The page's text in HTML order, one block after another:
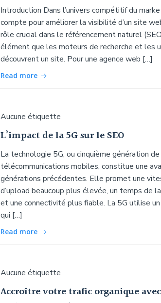
Introduction Dans l’univers compétitif du
compte pour améliorer la visibilité d’un site
rôle crucial dans le référencement naturel
élément que les moteurs de recherche et les
découvrent un site. Pour une agence web […]
Read more
Aucune étiquette
L’impact de la 5G sur le SEO
La technologie 5G, ou cinquième génération
télécommunications mobiles, constitue une
générations précédentes. Elle promet une
d’upload beaucoup plus élevée, un temps de
et une connectivité plus fiable. La 5G utilise
qui […]
Read more
Aucune étiquette
Accroître votre trafic organique